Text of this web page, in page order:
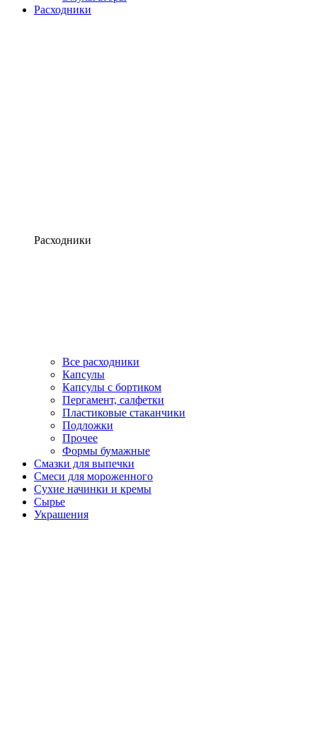
Расходники
Расходники
Все расходники
Капсулы
Капсулы с бортиком
Пергамент, салфетки
Пластиковые стаканчики
Подложки
Прочее
Формы бумажные
Смазки для выпечки
Смеси для мороженного
Сухие начинки и кремы
Сырье
Украшения